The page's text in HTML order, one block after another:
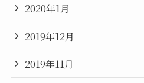
2020年1月
2019年12月
2019年11月